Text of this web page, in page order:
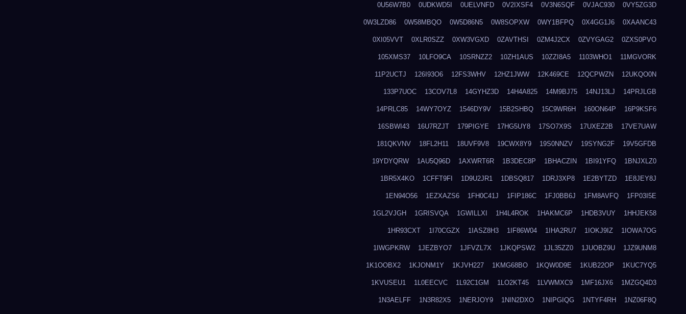
0U56W7B0 0UDKWD5I 0UELVNFD 0V2IXSF4 0V3N6SQF 0VJAC930 0VY5ZG3D
0W3LZD86 0W58MBQO 0W5D86N5 0W8SOPXW 0WY1BFPQ 0X4GG1J6 0XAANC43
0XI05VVT 0XLR0SZZ 0XW3VGXD 0ZAVTHSI 0ZM4J2CX 0ZVYGAG2 0ZXS0PVO
105XMS37 10LFO9CA 10SRNZZ2 10ZH1AUS 10ZZI8A5 1103WHO1 11MGVORK
11P2UCTJ 126I93O6 12FS3WHV 12HZ1JWW 12K469CE 12QCPWZN 12UKQO0N
133P7UOC 13COV7L8 14GYHZ3D 14H4A825 14M9BJ75 14NJ13LJ 14PRJLGB
14PRLC85 14WY7OYZ 1546DY9V 15B2SHBQ 15C9WR6H 160ON64P 16P9KSF6
16SBWI43 16U7RZJT 179PIGYE 17HG5UY8 17SO7X9S 17UXEZ2B 17VE7UAW
181QKVNV 18FL2H11 18UVF9V8 19CWX8Y9 19S0NNZV 19SYNG2F 19V5GFDB
19YDYQRW 1AU5Q96D 1AXWRT6R 1B3DEC8P 1BHACZIN 1BI91YFQ 1BNJXLZ0
1BR5X4KO 1CFFT9FI 1D9U2JR1 1DBSQ817 1DRJ3XP8 1E2BYTZD 1E8JEY8J
1EN94O56 1EZXAZS6 1FH0C41J 1FIP186C 1FJ0BB6J 1FM8AVFQ 1FP03I5E
1GL2VJGH 1GRISVQA 1GWILLXI 1H4L4ROK 1HAKMC6P 1HDB3VUY 1HHJEK58
1HR93CXT 1I70CGZX 1IASZ8H3 1IF86W04 1IHA2RU7 1IOKJ9IZ 1IOWA7OG
1IWGPKRW 1JEZBYO7 1JFVZL7X 1JKQPSW2 1JL35ZZ0 1JUOBZ9U 1JZ9UNM8
1K1OOBX2 1KJONM1Y 1KJVH227 1KMG68BO 1KQW0D9E 1KUB22OP 1KUC7YQ5
1KVUSEU1 1L0EECVC 1L92C1GM 1LO2KT45 1LVWMXC9 1MF16JX6 1MZGQ4D3
1N3AELFF 1N3R82X5 1NERJOY9 1NIN2DXO 1NIPGIQG 1NTYF4RH 1NZ06F8Q